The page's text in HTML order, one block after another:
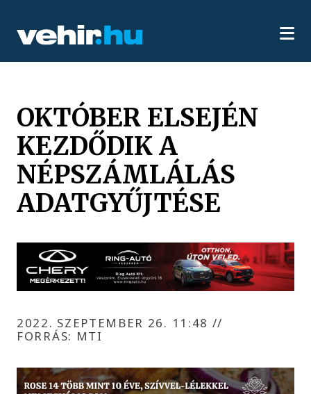
OKTÓBER ELSEJÉN
KEZDŐDIK A
NÉPSZÁMLÁLÁS
ADATGYŰJTÉSE
2022. SZEPTEMBER 26. 11:48 //
FORRÁS: MTI